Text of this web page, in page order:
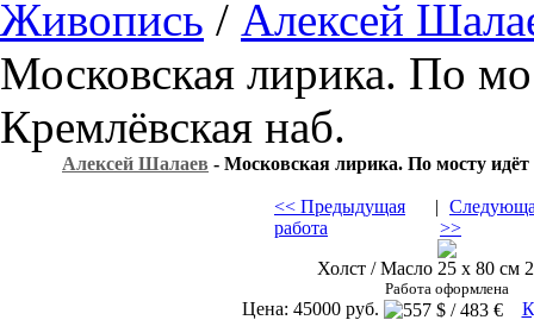
Живопись / Алексей
Московская лирика. По
Кремлёвская наб.
Алексей Шалаев - Московская лирика. По мосту
<< Предыдущая
работа
|
>>
Холст / Масло 25 х 80 см
Работа оформлена
Цена: 45000 руб.